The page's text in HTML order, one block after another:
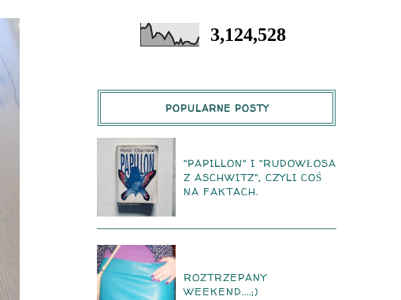
3,124,528
POPULARNE POSTY
"PAPILLON" I "RUDOWŁOSA
Z ASCHWITZ", CZYLI COŚ
NA FAKTACH.
ROZTRZEPANY
WEEKEND....;)